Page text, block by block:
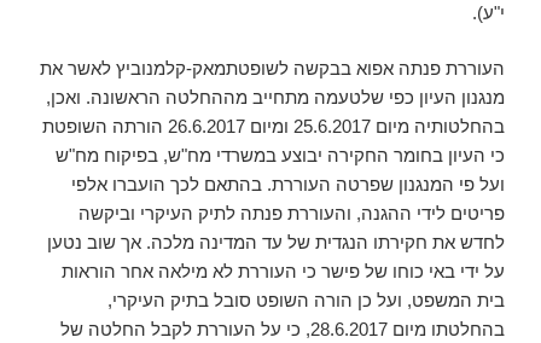
י"ע).
העוררת פנתה אפוא בבקשה לשופטתמאק-קלמנוביץ לאשר את
מנגנון העיון כפי שלטעמה מתחייב מההחלטה הראשונה. ואכן,
בהחלטותיה מיום 25.6.2017 ומיום 26.6.2017 הורתה השופטת
כי העיון בחומר החקירה יבוצע במשרדי מח"ש, בפיקוח מח"ש
ועל פי המנגנון שפרטה העוררת. בהתאם לכך הועברו אלפי
פריטים לידי ההגנה, והעוררת פנתה לתיק העיקרי וביקשה
לחדש את חקירתו הנגדית של עד המדינה מלכה. אך שוב נטען
על ידי באי כוחו של פישר כי העוררת לא מילאה אחר הוראות
בית המשפט, ועל כן הורה השופט סובל בתיק העיקרי,
בהחלטתו מיום 28.6.2017, כי על העוררת לקבל החלטה של